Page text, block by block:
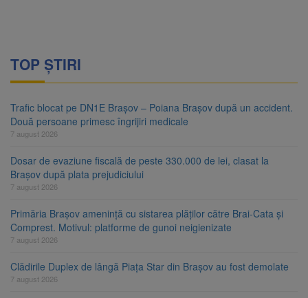
TOP ȘTIRI
Trafic blocat pe DN1E Brașov – Poiana Brașov după un accident.
Două persoane primesc îngrijiri medicale
7 august 2026
Dosar de evaziune fiscală de peste 330.000 de lei, clasat la
Brașov după plata prejudiciului
7 august 2026
Primăria Brașov amenință cu sistarea plăților către Brai-Cata și
Comprest. Motivul: platforme de gunoi neigienizate
7 august 2026
Clădirile Duplex de lângă Piața Star din Brașov au fost demolate
7 august 2026